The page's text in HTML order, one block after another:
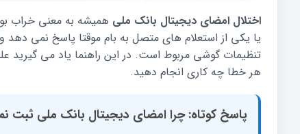
اختلال امضای دیجیتال بانک ملی همیشه به معنی خراب
یا یکی از استعلام های متصل به بام موقتا پاسخ نمی
تنظیمات گوشی مربوط است. در این راهنما یاد می
هر خطا چه کاری انجام دهید.
پاسخ کوتاه: چرا امضای دیجیتال بانک ملی ثبت